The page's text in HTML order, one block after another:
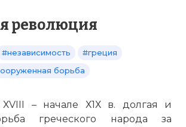
революция
#независимость
#греция
борьба
– начале Х1Х в. долгая и
греческого народа за